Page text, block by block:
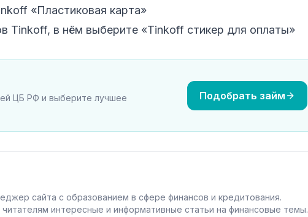
«Пластиковая карта»
Tinkoff, в нём выберите «Tinkoff стикер для оплаты»
ЦБ РФ и выберите лучшее
Подобрать займ
сайта с образованием в сфере финансов и кредитования.
интересные и информативные статьи на финансовые темы.